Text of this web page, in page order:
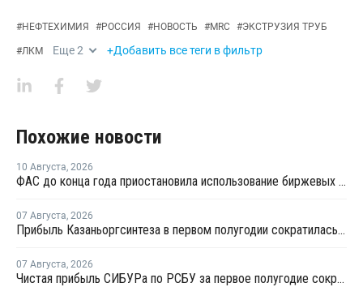
#НЕФТЕХИМИЯ #РОССИЯ #НОВОСТЬ #MRC #ЭКСТРУЗИЯ ТРУБ
#ЛКМ Еще2 +Добавить все теги в фильтр
Похожие новости
10 Августа, 2026
ФАС до конца года приостановила использование биржевых индексов при госзакупках топлива
07 Августа, 2026
Прибыль Казаньоргсинтеза в первом полугодии сократилась более чем в 2 раза
07 Августа, 2026
Чистая прибыль СИБУРа по РСБУ за первое полугодие сократилась в 3,6 раза